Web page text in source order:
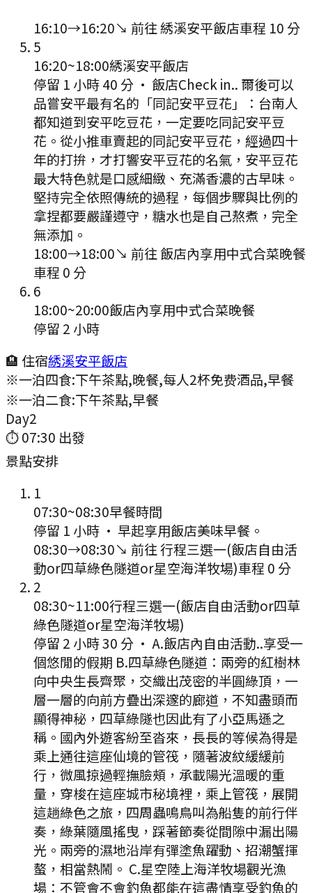
16:10→16:20↘ 前往綉溪安平飯店車程 10 分
5
16:20~18:00綉溪安平飯店
停留 1 小時 40 分 · 飯店Check in.. 爾後可以
品嘗安平最有名的「同記安平豆花」：台南人
都知道到安平吃豆花，一定要吃同記安平豆
花。從小推車賣起的同記安平豆花，經過四十
年的打拚，才打響安平豆花的名氣，安平豆花
最大特色就是口感細緻、充滿香濃的古早味。
堅持完全依照傳統的過程，每個步驟與比例的
拿捏都要嚴謹遵守，糖水也是自己熬煮，完全
無添加。
18:00→18:00↘ 前往 飯店內享用中式合菜晚餐
車程 0 分
6
18:00~20:00飯店內享用中式合菜晚餐
停留 2 小時
🏨 住宿綉溪安平飯店
※一泊四食:下午茶點,晚餐,每人2杯免费酒品,早餐
※一泊二食:下午茶點,早餐
Day2
⏱07:30 出發
景點安排
1
07:30~08:30早餐時間
停留 1 小時 · 早起享用飯店美味早餐。
08:30→08:30↘ 前往行程三選一(飯店自由活
動or四草綠色隧道or星空海洋牧場)車程 0 分
2
08:30~11:00行程三選一(飯店自由活動or四草
綠色隧道or星空海洋牧場)
停留 2 小時 30 分 · A.飯店內自由活動..享受一
個悠閒的假期 B.四草綠色隧道：兩旁的紅樹林
向中央生長齊聚，交織出茂密的半圓綠頂，一
層一層的向前方疊出深邃的廊道，不知盡頭而
顯得神秘，四草綠隧也因此有了小亞馬遜之
稱。國內外遊客紛至沓來，長長的等候為得是
乘上通往這座仙境的管筏，隨著波紋緩緩前
行，微風掠過輕撫臉頰，承載陽光溫暖的重
量，穿梭在這座城市秘境裡，乘上管筏，展開
這趟綠色之旅，四周蟲鳴鳥叫為船隻的前行伴
奏，綠葉隨風搖曳，踩著節奏從間隙中漏出陽
光。兩旁的濕地沿岸有彈塗魚躍動、招潮蟹揮
螯，相當熱鬧。 C.星空陸上海洋牧場觀光漁
場：不管會不會釣魚都能在這盡情享受釣魚的